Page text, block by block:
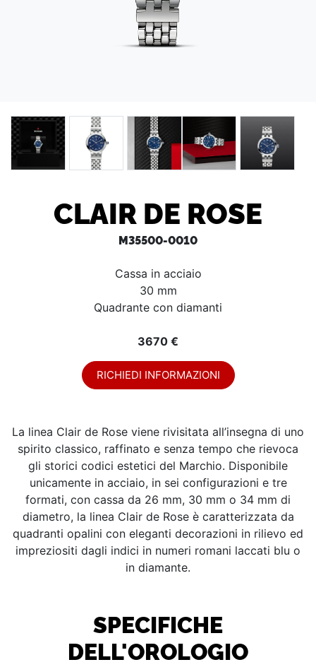
CLAIR DE ROSE
M35500-0010
Cassa in acciaio
30 mm
Quadrante con diamanti
3670 €
RICHIEDI INFORMAZIONI
La linea Clair de Rose viene rivisitata all’insegna di uno
spirito classico, raffinato e senza tempo che rievoca
gli storici codici estetici del Marchio. Disponibile
unicamente in acciaio, in sei configurazioni e tre
formati, con cassa da 26 mm, 30 mm o 34 mm di
diametro, la linea Clair de Rose è caratterizzata da
quadranti opalini con eleganti decorazioni in rilievo ed
impreziositi dagli indici in numeri romani laccati blu o
in diamante.
SPECIFICHE
DELL'OROLOGIO